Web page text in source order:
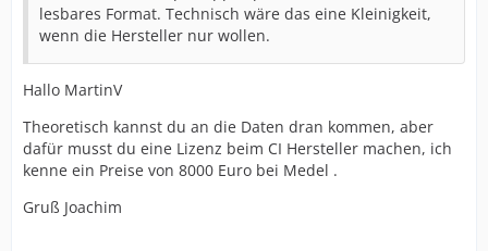
lesbares Format. Technisch wäre das eine Kleinigkeit,
wenn die Hersteller nur wollen.
Hallo MartinV
Theoretisch kannst du an die Daten dran kommen, aber
dafür musst du eine Lizenz beim CI Hersteller machen, ich
kenne ein Preise von 8000 Euro bei Medel .
Gruß Joachim